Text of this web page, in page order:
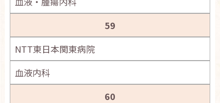
59
NTT東日本関東病院
血液内科
60